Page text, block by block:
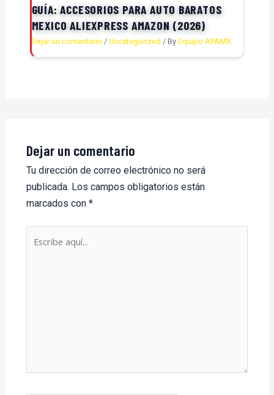
GUÍA: ACCESORIOS PARA AUTO BARATOS
MEXICO ALIEXPRESS AMAZON (2026)
Dejar un comentario / Uncategorized / By Equipo APAMX
Dejar un comentario
Tu dirección de correo electrónico no será
publicada. Los campos obligatorios están
marcados con *